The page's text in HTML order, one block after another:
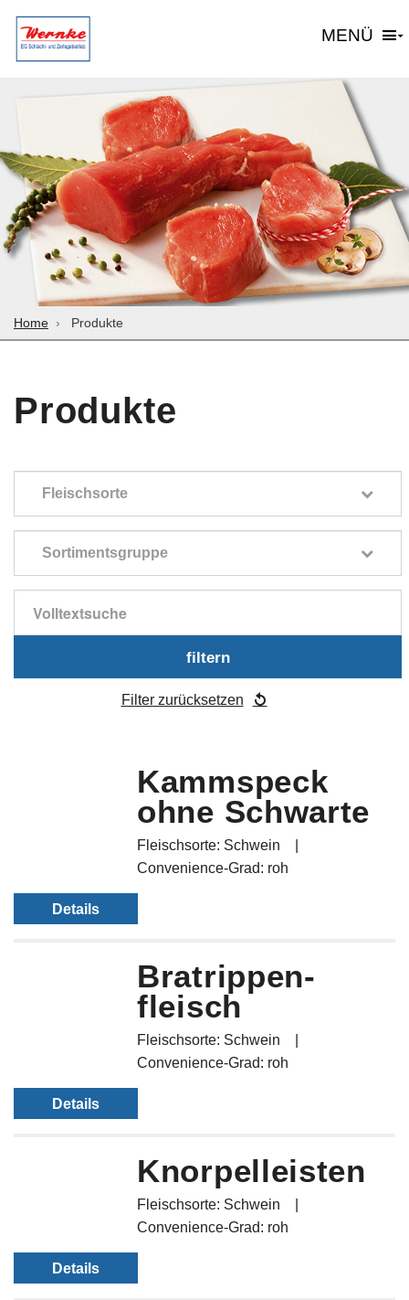
MENÜ
Home Produkte
Produkte
Fleischsorte
Sortimentsgruppe
filtern
Filter zurücksetzen
Kammspeck
ohne Schwarte
Fleischsorte: Schwein
Convenience-Grad: roh
Details
Brat­rippen­
fleisch
Fleischsorte: Schwein
Convenience-Grad: roh
Details
Knorpelleisten
Fleischsorte: Schwein
Convenience-Grad: roh
Details